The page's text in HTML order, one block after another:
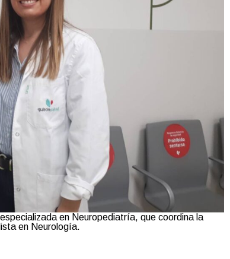
en Neuropediatría, que coordina la
en Neurología.